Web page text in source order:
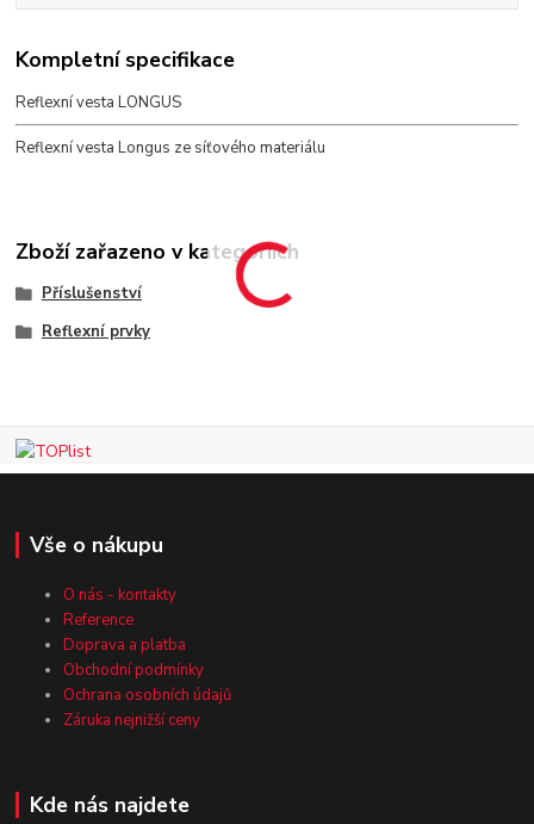
Kompletní specifikace
Reflexní vesta LONGUS
Reflexní vesta Longus ze síťového materiálu
Zboží zařazeno v kategoriích
Příslušenství
Reflexní prvky
Vše o nákupu
O nás - kontakty
Reference
Doprava a platba
Obchodní podmínky
Ochrana osobních údajů
Záruka nejnižší ceny
Kde nás najdete